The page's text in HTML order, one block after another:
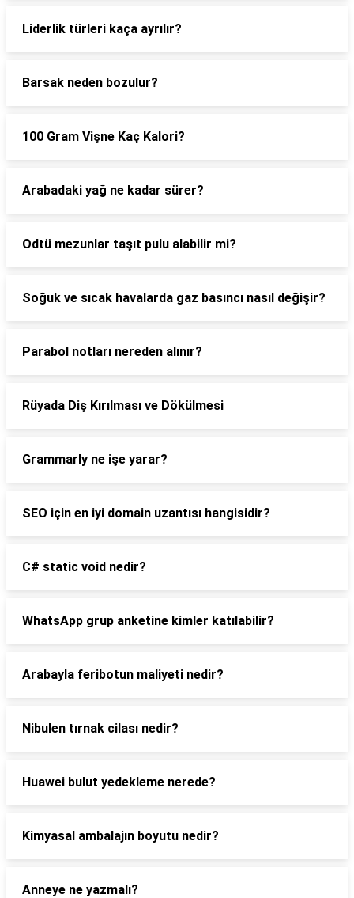
Liderlik türleri kaça ayrılır?
Barsak neden bozulur?
100 Gram Vişne Kaç Kalori?
Arabadaki yağ ne kadar sürer?
Odtü mezunlar taşıt pulu alabilir mi?
Soğuk ve sıcak havalarda gaz basıncı nasıl değişir?
Parabol notları nereden alınır?
Rüyada Diş Kırılması ve Dökülmesi
Grammarly ne işe yarar?
SEO için en iyi domain uzantısı hangisidir?
C# static void nedir?
WhatsApp grup anketine kimler katılabilir?
Arabayla feribotun maliyeti nedir?
Nibulen tırnak cilası nedir?
Huawei bulut yedekleme nerede?
Kimyasal ambalajın boyutu nedir?
Anneye ne yazmalı?